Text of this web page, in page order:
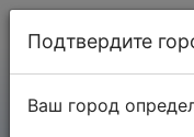
Подтвердите
Ваш город